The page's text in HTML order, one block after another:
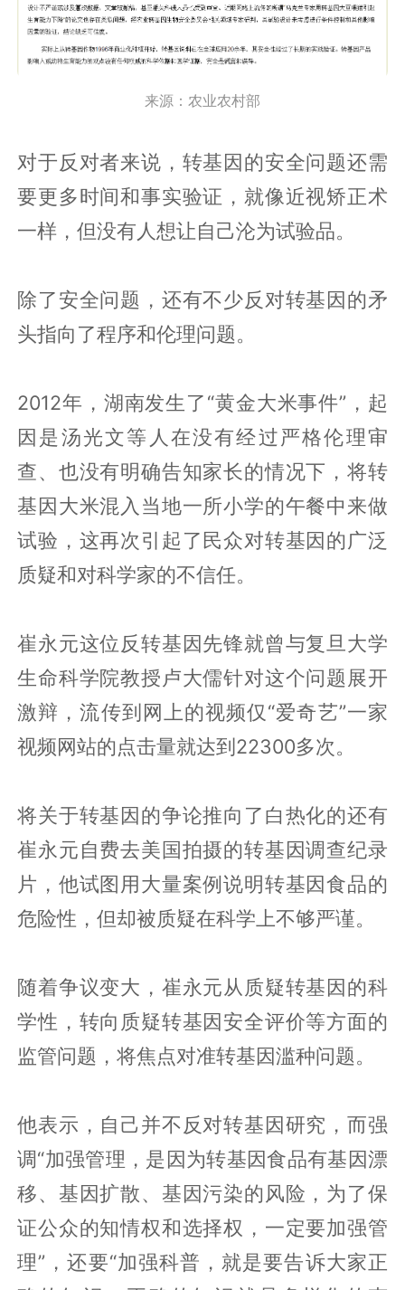
来源：农业农村部
对于反对者来说，转基因的安全问题还需
要更多时间和事实验证，就像近视矫正术
一样，但没有人想让自己沦为试验品。
除了安全问题，还有不少反对转基因的矛
头指向了程序和伦理问题。
2012年，湖南发生了“黄金大米事件”，起
因是汤光文等人在没有经过严格伦理审
查、也没有明确告知家长的情况下，将转
基因大米混入当地一所小学的午餐中来做
试验，这再次引起了民众对转基因的广泛
质疑和对科学家的不信任。
崔永元这位反转基因先锋就曾与复旦大学
生命科学院教授卢大儒针对这个问题展开
激辩，流传到网上的视频仅“爱奇艺”一家
视频网站的点击量就达到22300多次。
将关于转基因的争论推向了白热化的还有
崔永元自费去美国拍摄的转基因调查纪录
片，他试图用大量案例说明转基因食品的
危险性，但却被质疑在科学上不够严谨。
随着争议变大，崔永元从质疑转基因的科
学性，转向质疑转基因安全评价等方面的
监管问题，将焦点对准转基因滥种问题。
他表示，自己并不反对转基因研究，而强
调“加强管理，是因为转基因食品有基因漂
移、基因扩散、基因污染的风险，为了保
证公众的知情权和选择权，一定要加强管
理”，还要“加强科普，就是要告诉大家正